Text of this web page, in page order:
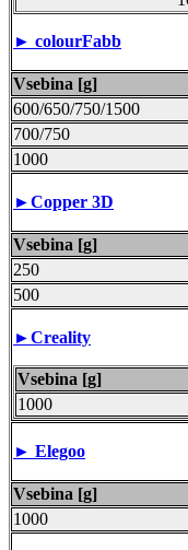
► colourFabb
Vsebina [g]
600/650/750/1500
700/750
1000
►Copper 3D
Vsebina [g]
250
500
►Creality
Vsebina [g]
1000
► Elegoo
Vsebina [g]
1000